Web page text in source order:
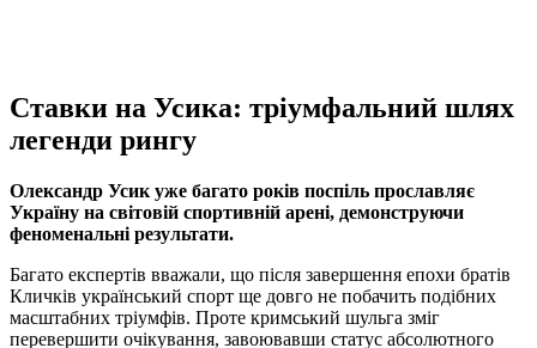
Ставки на Усика: тріумфальний шлях
легенди рингу
Олександр Усик уже багато років поспіль прославляє
Україну на світовій спортивній арені, демонструючи
феноменальні результати.
Багато експертів вважали, що після завершення епохи братів
Кличків український спорт ще довго не побачить подібних
масштабних тріумфів. Проте кримський шульга зміг
перевершити очікування, завоювавши статус абсолютного